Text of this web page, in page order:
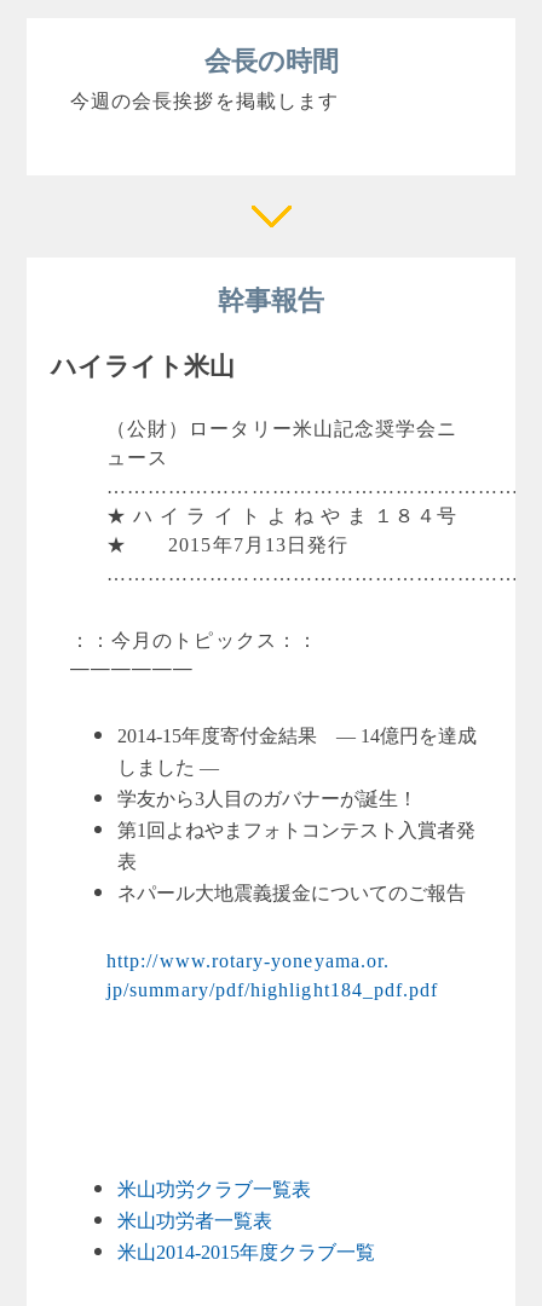
会長の時間
今週の会長挨拶を掲載します
幹事報告
ハイライト米山
（公財）ロータリー米山記念奨学会ニ
ュース
★ ハ イ ラ イ ト よ ね や ま １８４号
★ 2015年7月13日発行
：：今月のトピックス：：
——————
2014-15年度寄付金結果 ― 14億円を達成
しました ―
学友から3人目のガバナーが誕生！
第1回よねやまフォトコンテスト入賞者発
表
ネパール大地震義援金についてのご報告
http://www.rotary-yoneyama.or.
jp/summary/pdf/highlight184_ pdf.pdf
米山功労クラブ一覧表
米山功労者一覧表
米山2014-2015年度クラブ一覧